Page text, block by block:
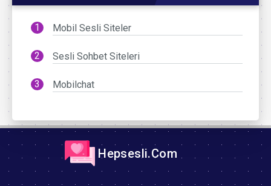
Mobil Sesli Siteler
Sesli Sohbet Siteleri
Mobilchat
Hepsesli.Com